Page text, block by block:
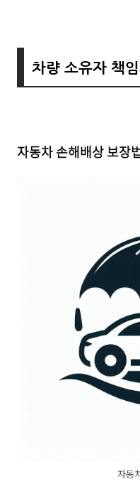
차량 소유자 책
자동차 손해배상 보장
자동